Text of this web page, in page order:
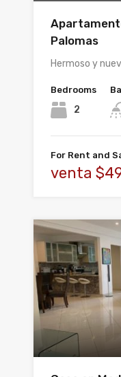
Palomas
Hermoso y
Bedrooms
2
For Rent and
venta